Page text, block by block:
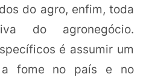
do agro, enfim, toda
do agronegócio.
é assumir um
a fome no país e no